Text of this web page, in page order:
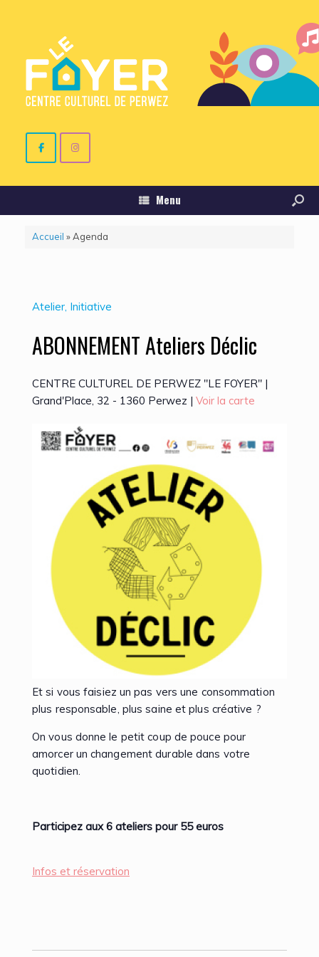
Menu
Accueil »Agenda
Atelier, Initiative
ABONNEMENT Ateliers Déclic
CENTRE CULTUREL DE PERWEZ "LE FOYER" |
Grand'Place, 32 - 1360 Perwez | Voir la carte
Et si vous faisiez un pas vers une consommation
plus responsable, plus saine et plus créative ?
On vous donne le petit coup de pouce pour
amorcer un changement durable dans votre
quotidien.
Participez aux 6 ateliers pour 55 euros
Infos et réservation